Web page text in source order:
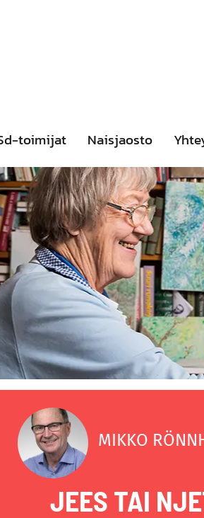
toimijat Naisjaosto
MIKKO
JEES TAI